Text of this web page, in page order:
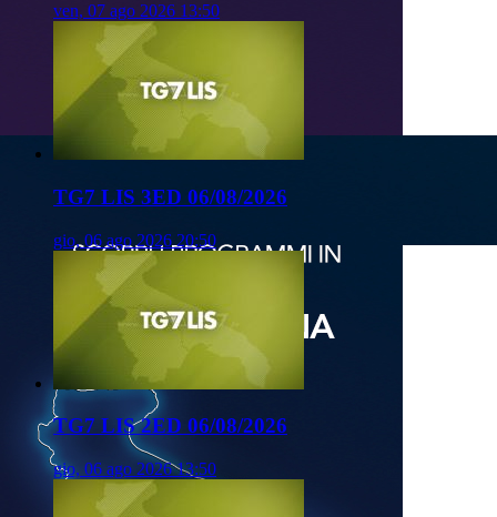
ven, 07 ago 2026 13:50
TG7 LIS 3ED 06/08/2026
gio, 06 ago 2026 20:50
TG7 LIS 2ED 06/08/2026
gio, 06 ago 2026 13:50